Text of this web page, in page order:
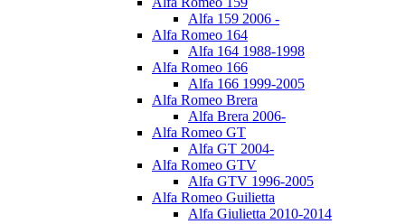
Alfa 159 2006 -
Alfa Romeo 164
Alfa 164 1988-1998
Alfa Romeo 166
Alfa 166 1999-2005
Alfa Romeo Brera
Alfa Brera 2006-
Alfa Romeo GT
Alfa GT 2004-
Alfa Romeo GTV
Alfa GTV 1996-2005
Alfa Romeo Guilietta
Alfa Giulietta 2010-2014